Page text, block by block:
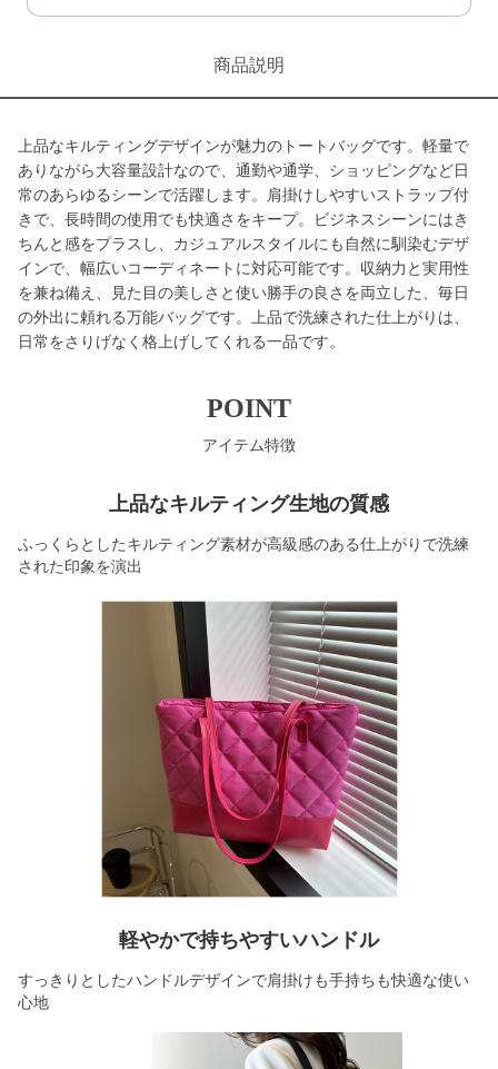
商品説明
上品なキルティングデザインが魅力のトートバッグです。軽量で
ありながら大容量設計なので、通勤や通学、ショッピングなど日
常のあらゆるシーンで活躍します。肩掛けしやすいストラップ付
きで、長時間の使用でも快適さをキープ。ビジネスシーンにはき
ちんと感をプラスし、カジュアルスタイルにも自然に馴染むデザ
インで、幅広いコーディネートに対応可能です。収納力と実用性
を兼ね備え、見た目の美しさと使い勝手の良さを両立した、毎日
の外出に頼れる万能バッグです。上品で洗練された仕上がりは、
日常をさりげなく格上げしてくれる一品です。
POINT
アイテム特徴
上品なキルティング生地の質感
ふっくらとしたキルティング素材が高級感のある仕上がりで洗練
された印象を演出
軽やかで持ちやすいハンドル
すっきりとしたハンドルデザインで肩掛けも手持ちも快適な使い
心地